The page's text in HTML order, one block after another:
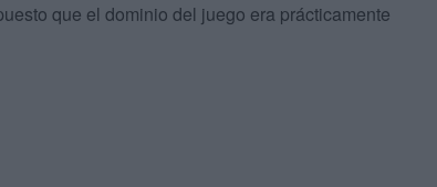
que el dominio del juego era prácticamente